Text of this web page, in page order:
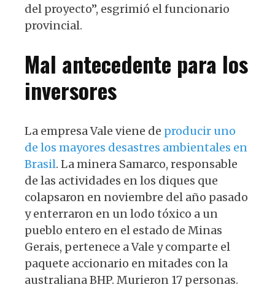
del proyecto”, esgrimió el funcionario
provincial.
Mal antecedente para los
inversores
La empresa Vale viene de producir uno
de los mayores desastres ambientales en
Brasil. La minera Samarco, responsable
de las actividades en los diques que
colapsaron en noviembre del año pasado
y enterraron en un lodo tóxico a un
pueblo entero en el estado de Minas
Gerais, pertenece a Vale y comparte el
paquete accionario en mitades con la
australiana BHP. Murieron 17 personas.